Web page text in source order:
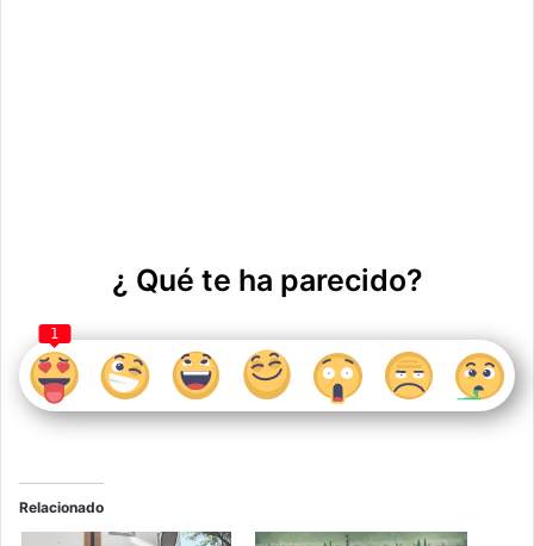
¿ Qué te ha parecido?
1
Relacionado